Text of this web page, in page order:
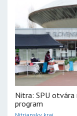
Nitra: SPU otvára
program